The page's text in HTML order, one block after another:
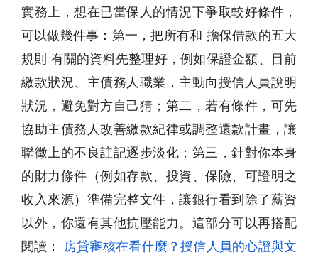
實務上，想在已當保人的情況下爭取較好條件，
可以做幾件事：第一，把所有和 擔保借款的五大
規則 有關的資料先整理好，例如保證金額、目前
繳款狀況、主債務人職業，主動向授信人員說明
狀況，避免對方自己猜；第二，若有條件，可先
協助主債務人改善繳款紀律或調整還款計畫，讓
聯徵上的不良註記逐步淡化；第三，針對你本身
的財力條件（例如存款、投資、保險、可證明之
收入來源）準備完整文件，讓銀行看到除了薪資
以外，你還有其他抗壓能力。這部分可以再搭配
閱讀：
房貸審核在看什麼？授信人員的心證與文